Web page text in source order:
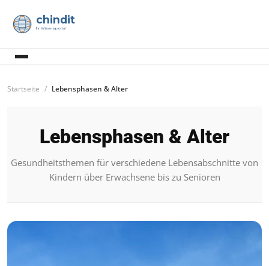
chindit
Ihr Wissensportal
Startseite Lebensphasen & Alter
Lebensphasen & Alter
Gesundheitsthemen für verschiedene Lebensabschnitte von
Kindern über Erwachsene bis zu Senioren